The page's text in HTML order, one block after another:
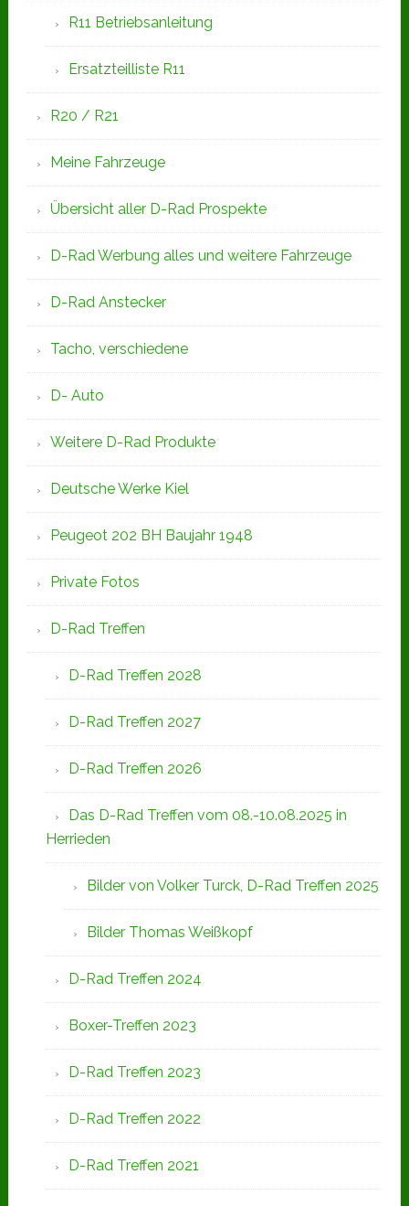
R11 Betriebsanleitung
Ersatzteilliste R11
R20 / R21
Meine Fahrzeuge
Übersicht aller D-Rad Prospekte
D-Rad Werbung alles und weitere Fahrzeuge
D-Rad Anstecker
Tacho, verschiedene
D- Auto
Weitere D-Rad Produkte
Deutsche Werke Kiel
Peugeot 202 BH Baujahr 1948
Private Fotos
D-Rad Treffen
D-Rad Treffen 2028
D-Rad Treffen 2027
D-Rad Treffen 2026
Das D-Rad Treffen vom 08.-10.08.2025 in
Herrieden
Bilder von Volker Turck, D-Rad Treffen 2025
Bilder Thomas Weißkopf
D-Rad Treffen 2024
Boxer-Treffen 2023
D-Rad Treffen 2023
D-Rad Treffen 2022
D-Rad Treffen 2021